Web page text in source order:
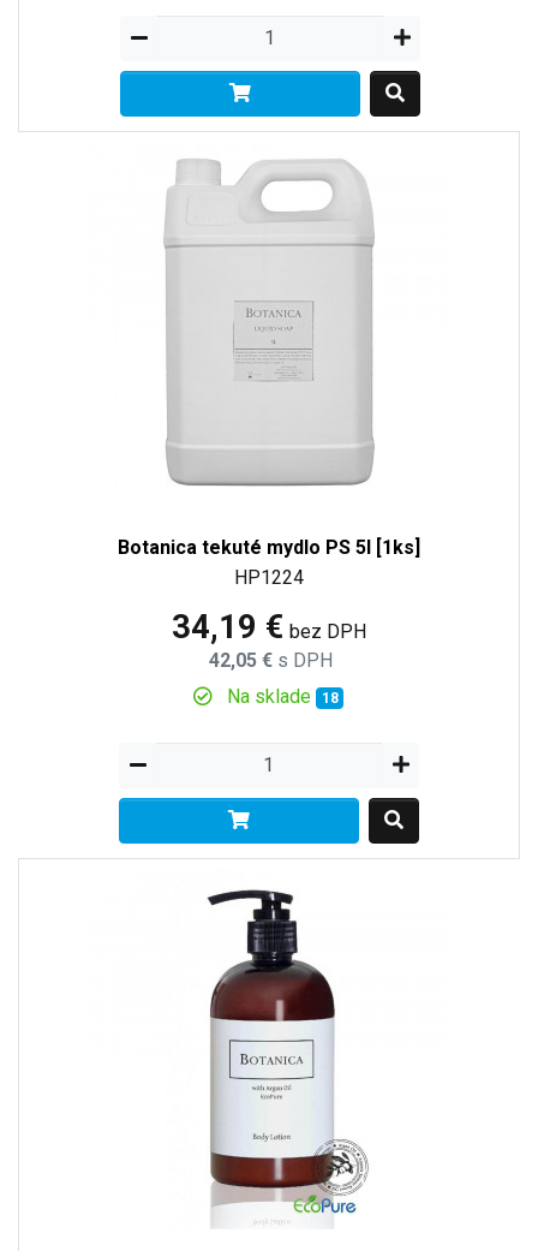
Botanica tekuté mydlo PS 5l [1ks]
HP1224
34,19 € bez DPH
42,05 € s DPH
Na sklade
18